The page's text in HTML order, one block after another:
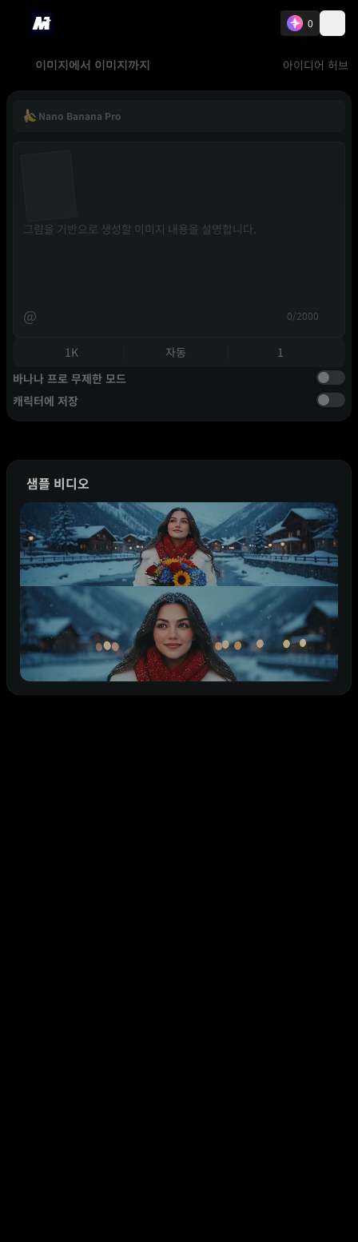
0
이미지에서 이미지까지 아이디어 허브
Nano Banana Pro
@ 0/2000
1K 자동
1
바나나 프로 무제한 모드
캐릭터에 저장
샘플 비디오